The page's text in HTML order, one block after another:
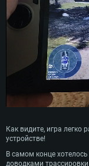
Как видите, игра легко
устройстве!
В самом конце
доводками